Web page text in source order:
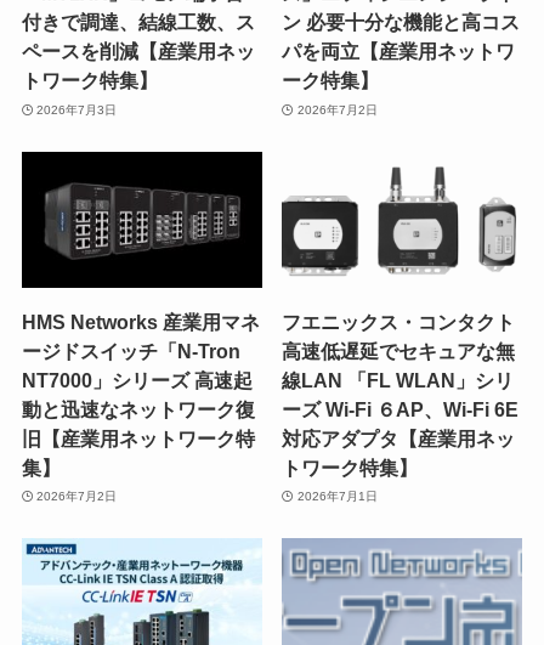
付きで調達、結線工数、ス
ペースを削減【産業用ネッ
トワーク特集】
2026年7月3日
ン 必要十分な機能と高コス
パを両立【産業用ネットワ
ーク特集】
2026年7月2日
HMS Networks 産業用マネ
ージドスイッチ「N-Tron
NT7000」シリーズ 高速起
動と迅速なネットワーク復
旧【産業用ネットワーク特
集】
2026年7月2日
フエニックス・コンタクト
高速低遅延でセキュアな無
線LAN 「FL WLAN」シリ
ーズ Wi-Fi ６AP、Wi-Fi 6E
対応アダプタ【産業用ネッ
トワーク特集】
2026年7月1日